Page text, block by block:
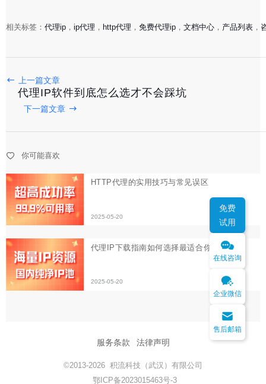
相关标签： 代理ip ， ip代理 ， http代理 ， 免费代理ip ， 文档中心 ， 产品列表 ，
上一篇文章
代理IP软件到底怎么选才不会踩坑
下一篇文章
你可能喜欢
HTTP代理的实用技巧与常见误区
2025-05-20
服务条款 法律声明
©2013-2026 积流科技（武汉）有限公司
鄂ICP备2023015463号-3
免费
试用
在线咨询
企业微信
售后邮箱